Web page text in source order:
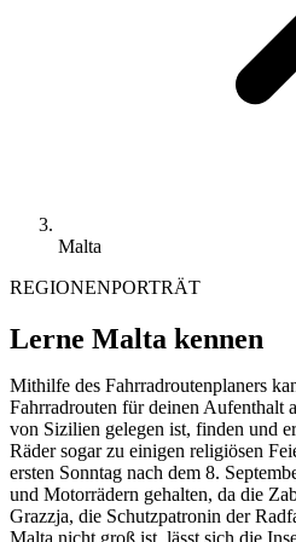
Malta
REGIONENPORTRÄT
Lerne Malta kennen
Mithilfe des Fahrradroutenplaners
Fahrradrouten für deinen Aufenthalt
von Sizilien gelegen ist, finden und
Räder sogar zu einigen religiösen
ersten Sonntag nach dem 8.
und Motorrädern gehalten, da die
Grazzja, die Schutzpatronin der
Malta nicht groß ist, lässt sich die